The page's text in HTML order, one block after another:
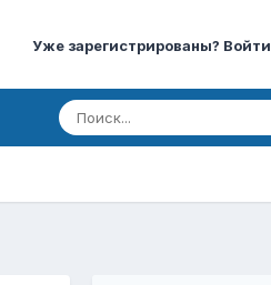
Уже зарегистрированы? Войти